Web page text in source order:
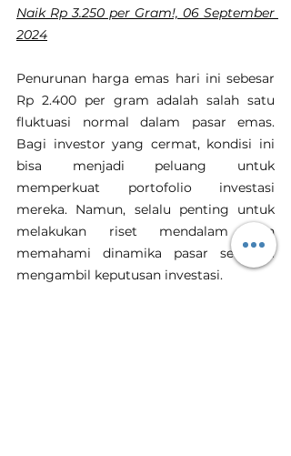
Naik Rp 3.250 per Gram!, 06 September
2024
Penurunan harga emas hari ini sebesar
Rp 2.400 per gram adalah salah satu
fluktuasi normal dalam pasar emas.
Bagi investor yang cermat, kondisi ini
bisa menjadi peluang untuk
memperkuat portofolio investasi
mereka. Namun, selalu penting untuk
melakukan riset mendalam dan
memahami dinamika pasar sebelum
mengambil keputusan investasi.